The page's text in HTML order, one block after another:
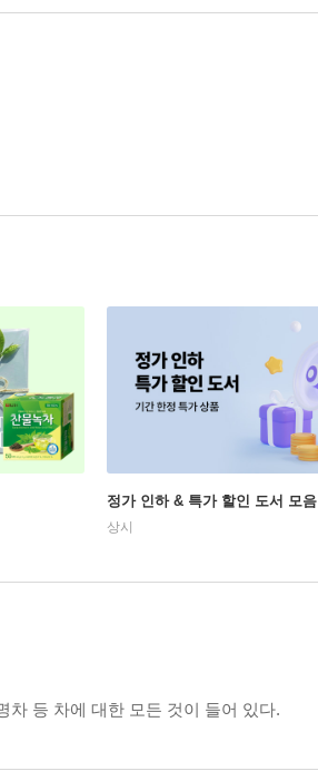
정가 인하 & 특가 할인 도서 모음
상시
차 등 차에 대한 모든 것이 들어 있다.